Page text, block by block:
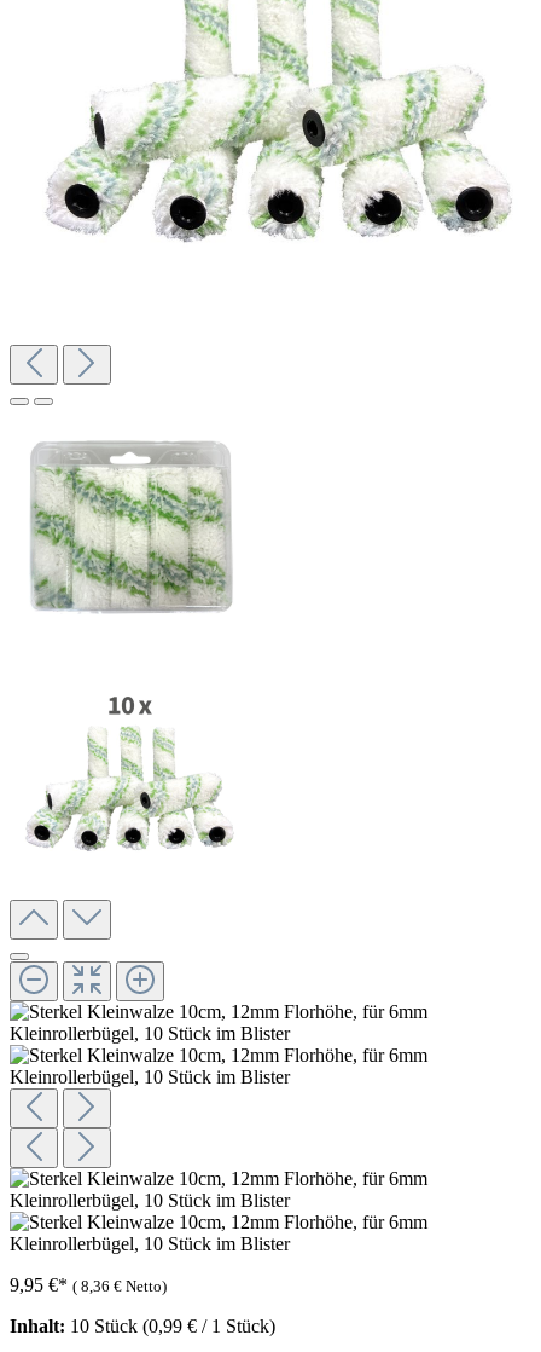
9,95 €* ( 8,36 € Netto)
Inhalt: 10 Stück (0,99 € / 1 Stück)